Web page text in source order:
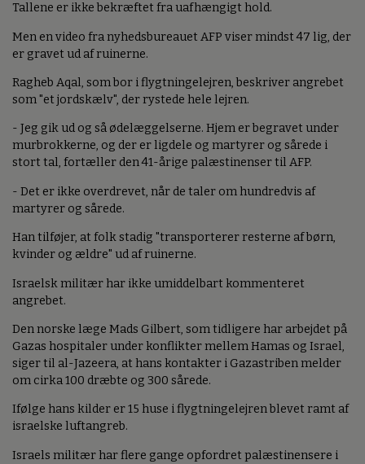
Tallene er ikke bekræftet fra uafhængigt hold.
Men en video fra nyhedsbureauet AFP viser mindst 47 lig, der
er gravet ud af ruinerne.
Ragheb Aqal, som bor i flygtningelejren, beskriver angrebet
som "et jordskælv", der rystede hele lejren.
- Jeg gik ud og så ødelæggelserne. Hjem er begravet under
murbrokkerne, og der er ligdele og martyrer og sårede i
stort tal, fortæller den 41-årige palæstinenser til AFP.
- Det er ikke overdrevet, når de taler om hundredvis af
martyrer og sårede.
Han tilføjer, at folk stadig "transporterer resterne af børn,
kvinder og ældre" ud af ruinerne.
Israelsk militær har ikke umiddelbart kommenteret
angrebet.
Den norske læge Mads Gilbert, som tidligere har arbejdet på
Gazas hospitaler under konflikter mellem Hamas og Israel,
siger til al-Jazeera, at hans kontakter i Gazastriben melder
om cirka 100 dræbte og 300 sårede.
Ifølge hans kilder er 15 huse i flygtningelejren blevet ramt af
israelske luftangreb.
Israels militær har flere gange opfordret palæstinensere i